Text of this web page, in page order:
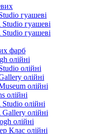
гуашеві
гуашеві
гуашеві
фарб
олійні
олійні
олійні
олійні
олійні
олійні
олійні
олійні
Клас олійні